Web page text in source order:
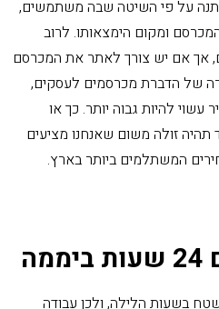
על פי השיטה שבה משתמשים,
ומקום הימצאותו. לרוב
בין 280-900 שקלים, אך אם יש צורך לאתר את המכרסם
של הדברת מכרסמים לעסקים,
עשוי להיות גבוה יותר. כך או
זולה משום שאנחנו מציעים
המשתלמים ביותר בארץ.
בשעות הלילה, ולכן עבודה